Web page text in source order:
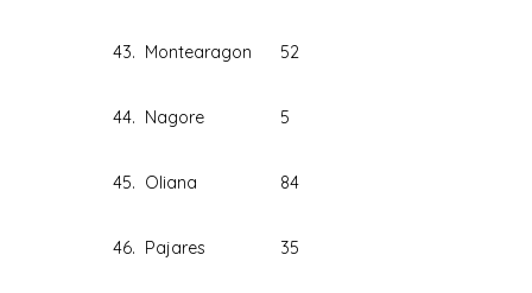
43. Montearagon 52
44. Nagore 5
45. Oliana 84
46. Pajares 35